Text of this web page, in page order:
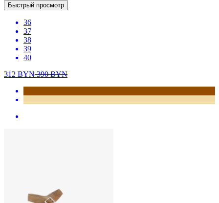
Быстрый просмотр
36
37
38
39
40
312 BYN390BYN